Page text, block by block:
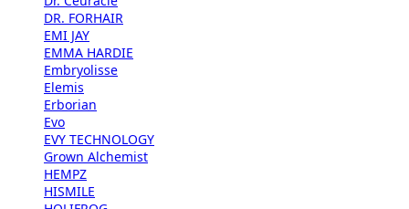
DR. FORHAIR
EMI JAY
EMMA HARDIE
Embryolisse
Elemis
Erborian
Evo
EVY TECHNOLOGY
Grown Alchemist
HEMPZ
HISMILE